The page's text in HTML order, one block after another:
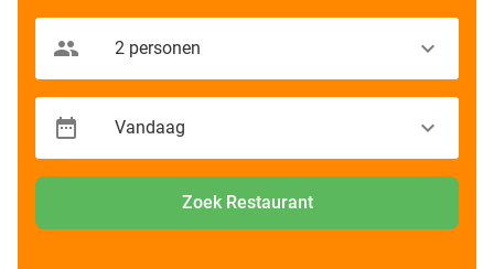
Zoek Restaurant